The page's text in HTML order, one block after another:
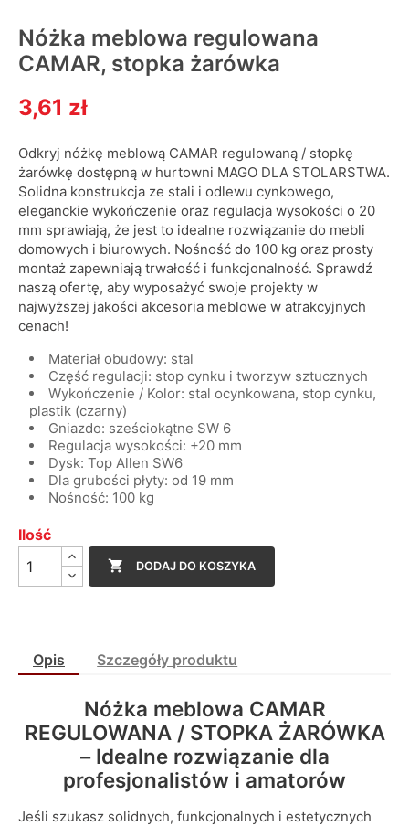
Nóżka meblowa regulowana
CAMAR, stopka żarówka
3,61 zł
Odkryj nóżkę meblową CAMAR regulowaną / stopkę
żarówkę dostępną w hurtowni MAGO DLA STOLARSTWA.
Solidna konstrukcja ze stali i odlewu cynkowego,
eleganckie wykończenie oraz regulacja wysokości o 20
mm sprawiają, że jest to idealne rozwiązanie do mebli
domowych i biurowych. Nośność do 100 kg oraz prosty
montaż zapewniają trwałość i funkcjonalność. Sprawdź
naszą ofertę, aby wyposażyć swoje projekty w
najwyższej jakości akcesoria meblowe w atrakcyjnych
cenach!
Materiał obudowy: stal
Część regulacji: stop cynku i tworzyw sztucznych
Wykończenie / Kolor: stal ocynkowana, stop cynku,
plastik (czarny)
Gniazdo: sześciokątne SW 6
Regulacja wysokości: +20 mm
Dysk: Top Allen SW6
Dla grubości płyty: od 19 mm
Nośność: 100 kg
Ilość
 DODAJ DO KOSZYKA
Opis Szczegóły produktu
Nóżka meblowa CAMAR
REGULOWANA / STOPKA ŻARÓWKA
– Idealne rozwiązanie dla
profesjonalistów i amatorów
Jeśli szukasz solidnych, funkcjonalnych i estetycznych